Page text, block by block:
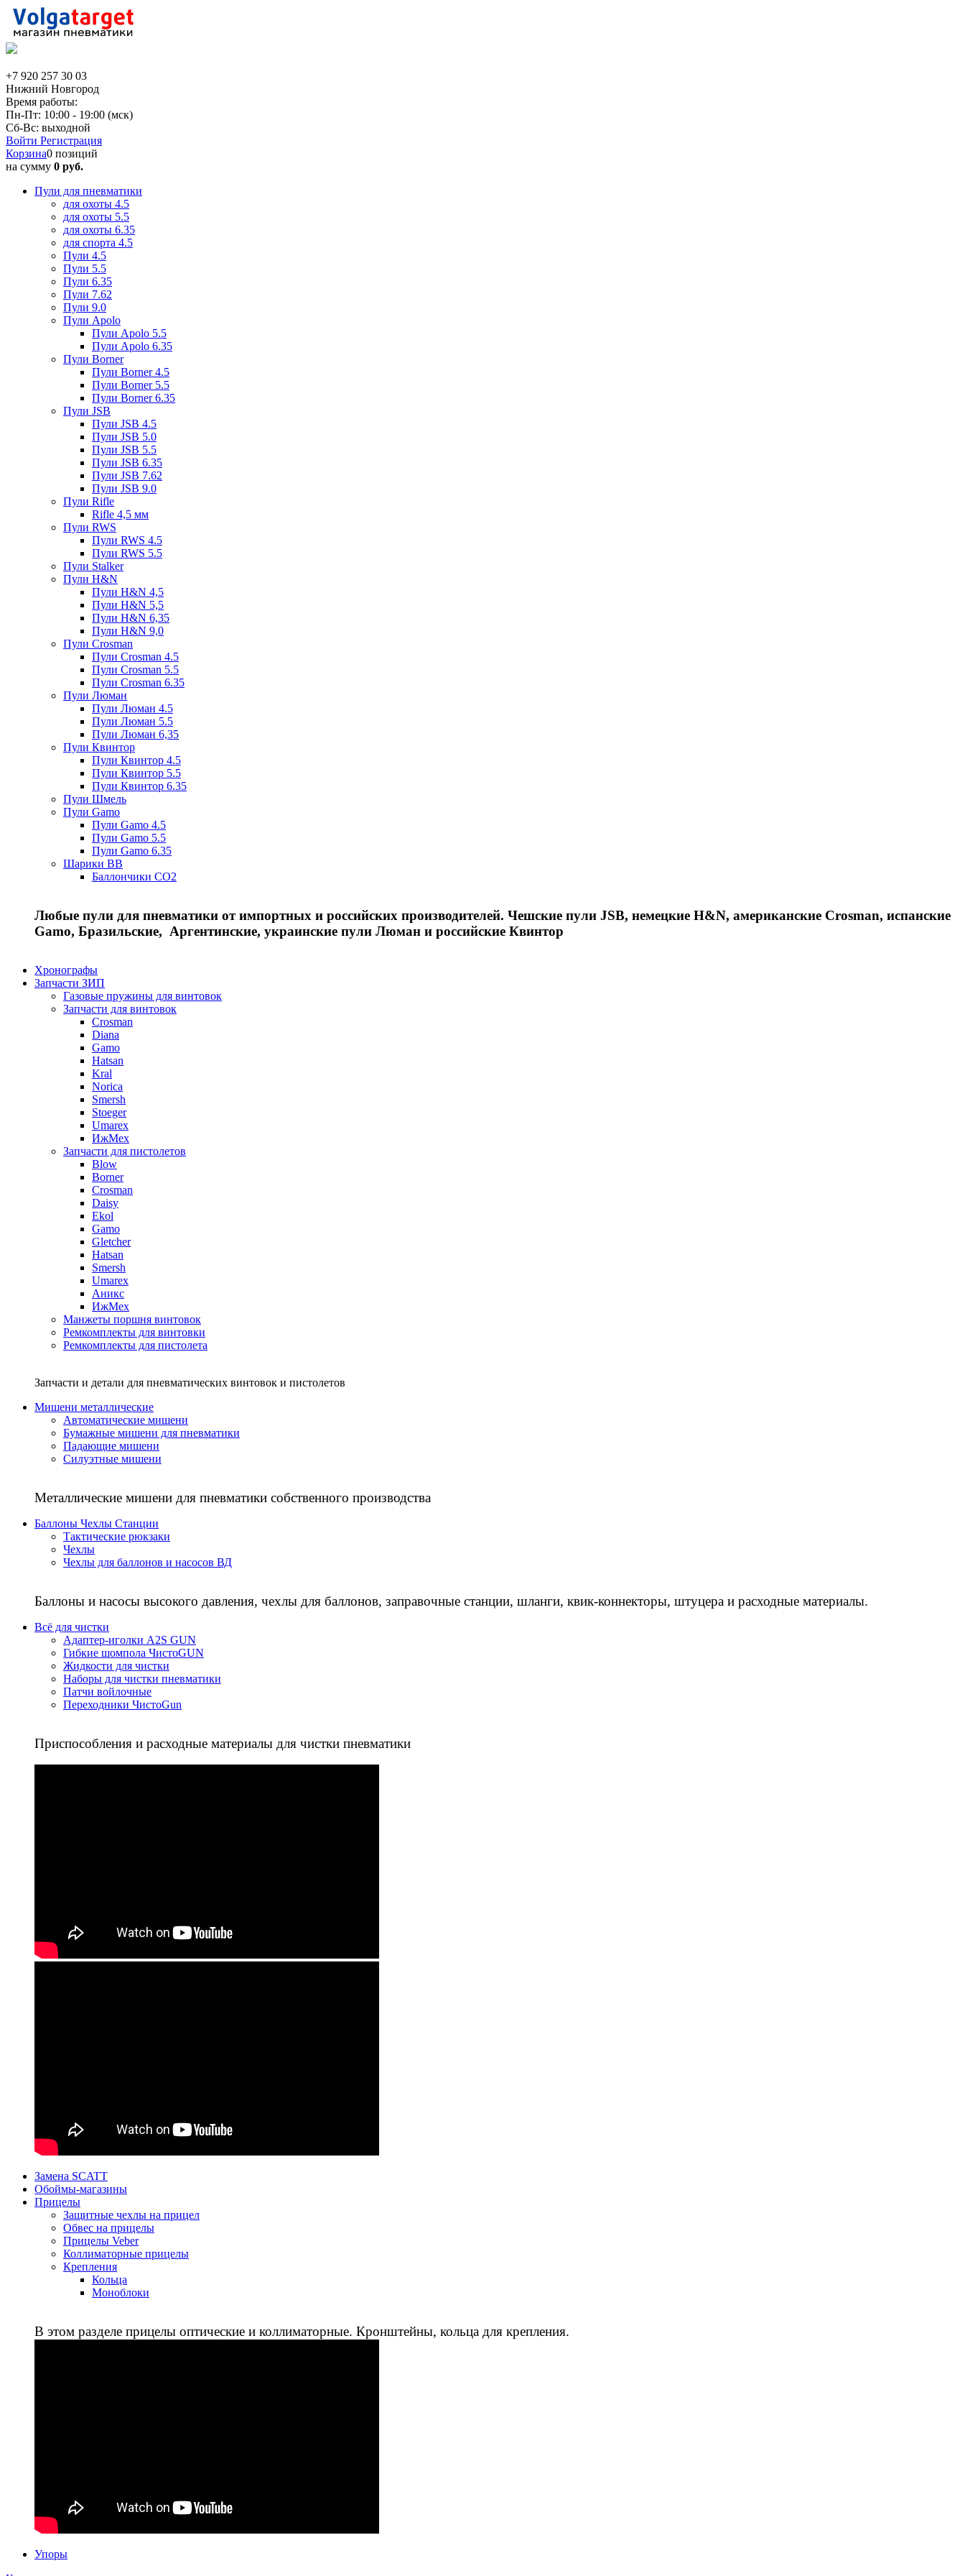
+7 920 257 30 03
Нижний Новгород
Время работы:
Пн-Пт: 10:00 - 19:00 (мск)
Сб-Вс: выходной
Войти Регистрация
Корзина0 позиций
на сумму 0 руб.
Пули для пневматики
для охоты 4.5
для охоты 5.5
для охоты 6.35
для спорта 4.5
Пули 4.5
Пули 5.5
Пули 6.35
Пули 7.62
Пули 9.0
Пули Apolo
Пули Apolo 5.5
Пули Apolo 6.35
Пули Borner
Пули Borner 4.5
Пули Borner 5.5
Пули Borner 6.35
Пули JSB
Пули JSB 4.5
Пули JSB 5.0
Пули JSB 5.5
Пули JSB 6.35
Пули JSB 7.62
Пули JSB 9.0
Пули Rifle
Rifle 4,5 мм
Пули RWS
Пули RWS 4.5
Пули RWS 5.5
Пули Stalker
Пули H&N
Пули H&N 4,5
Пули H&N 5,5
Пули H&N 6,35
Пули H&N 9,0
Пули Crosman
Пули Crosman 4.5
Пули Crosman 5.5
Пули Crosman 6.35
Пули Люман
Пули Люман 4.5
Пули Люман 5.5
Пули Люман 6,35
Пули Квинтор
Пули Квинтор 4.5
Пули Квинтор 5.5
Пули Квинтор 6.35
Пули Шмель
Пули Gamo
Пули Gamo 4.5
Пули Gamo 5.5
Пули Gamo 6.35
Шарики BB
Баллончики CO2
Любые пули для пневматики от импортных и российских производителей. Чешские пули JSB, немецкие H&N, американские Crosman, испанские
Gamo, Бразильские, Аргентинские, украинские пули Люман и российские Квинтор
Хронографы
Запчасти ЗИП
Газовые пружины для винтовок
Запчасти для винтовок
Crosman
Diana
Gamo
Hatsan
Kral
Norica
Smersh
Stoeger
Umarex
ИжМех
Запчасти для пистолетов
Blow
Borner
Crosman
Daisy
Ekol
Gamo
Gletcher
Hatsan
Smersh
Umarex
Аникс
ИжМех
Манжеты поршня винтовок
Ремкомплекты для винтовки
Ремкомплекты для пистолета
Запчасти и детали для пневматических винтовок и пистолетов
Мишени металлические
Автоматические мишени
Бумажные мишени для пневматики
Падающие мишени
Силуэтные мишени
Металлические мишени для пневматики собственного производства
Баллоны Чехлы Станции
Тактические рюкзаки
Чехлы
Чехлы для баллонов и насосов ВД
Баллоны и насосы высокого давления, чехлы для баллонов, заправочные станции, шланги, квик-коннекторы, штуцера и расходные материалы.
Всё для чистки
Адаптер-иголки A2S GUN
Гибкие шомпола ЧистоGUN
Жидкости для чистки
Наборы для чистки пневматики
Патчи войлочные
Переходники ЧистоGun
Приспособления и расходные материалы для чистки пневматики
Замена SCATT
Обоймы-магазины
Прицелы
Защитные чехлы на прицел
Обвес на прицелы
Прицелы Veber
Коллиматорные прицелы
Крепления
Кольца
Моноблоки
В этом разделе прицелы оптические и коллиматорные. Кронштейны, кольца для крепления.
Упоры